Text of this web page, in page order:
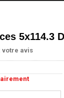
5x114.3
votre avis